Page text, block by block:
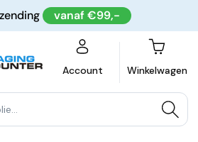
vanaf €99,-
Account Winkelwagen